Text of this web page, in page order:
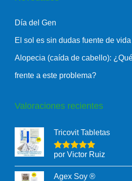
Día del Gen
El sol es sin dudas fuente de
Alopecia (caída de cabello):
frente a este problema?
Valoraciones recientes
Tricovit Tabletas
por Victor Ruiz
Agex Soy ®